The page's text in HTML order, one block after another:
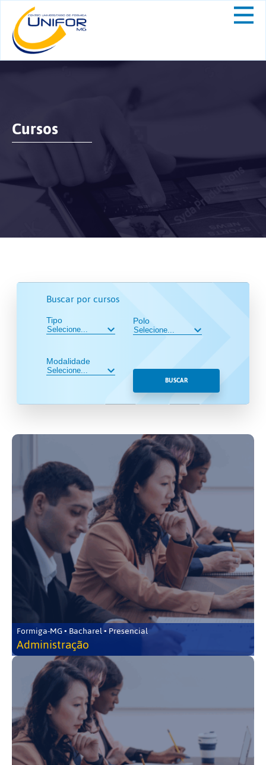
Cursos
Buscar por cursos
Tipo
Modalidade
Polo
BUSCAR
Formiga-MG • Bacharel • Presencial
Administração